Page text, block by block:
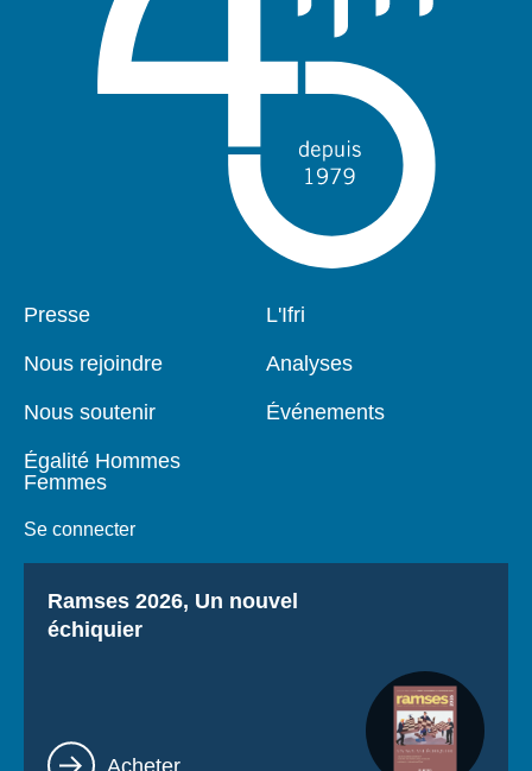
Pied
Presse
Nous rejoindre
Nous soutenir
Égalité Hommes
Femmes
Se connecter
Navigation
L'Ifri
Analyses
Événements
Titre
Ramses 2026, Un nouvel
échiquier
Lien
Acheter